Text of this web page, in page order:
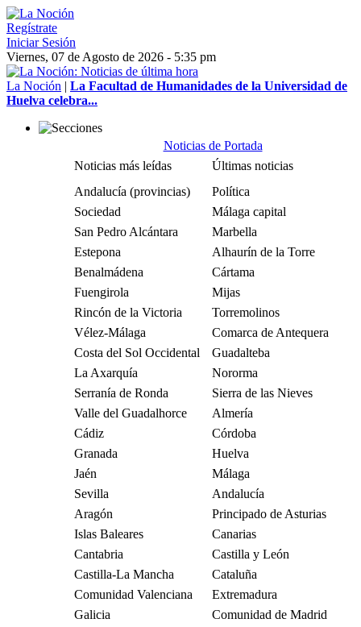
Regístrate
Iniciar Sesión
Viernes, 07 de Agosto de 2026 - 5:35 pm
La Noción | La Facultad de Humanidades de la Universidad de
Huelva celebra...
Noticias de Portada
Noticias más leídas
Últimas noticias
Andalucía (provincias)
Política
Sociedad
Málaga capital
San Pedro Alcántara
Marbella
Estepona
Alhaurín de la Torre
Benalmádena
Cártama
Fuengirola
Mijas
Rincón de la Victoria
Torremolinos
Vélez-Málaga
Comarca de Antequera
Costa del Sol Occidental
Guadalteba
La Axarquía
Nororma
Serranía de Ronda
Sierra de las Nieves
Valle del Guadalhorce
Almería
Cádiz
Córdoba
Granada
Huelva
Jaén
Málaga
Sevilla
Andalucía
Aragón
Principado de Asturias
Islas Baleares
Canarias
Cantabria
Castilla y León
Castilla-La Mancha
Cataluña
Comunidad Valenciana
Extremadura
Galicia
Comunidad de Madrid